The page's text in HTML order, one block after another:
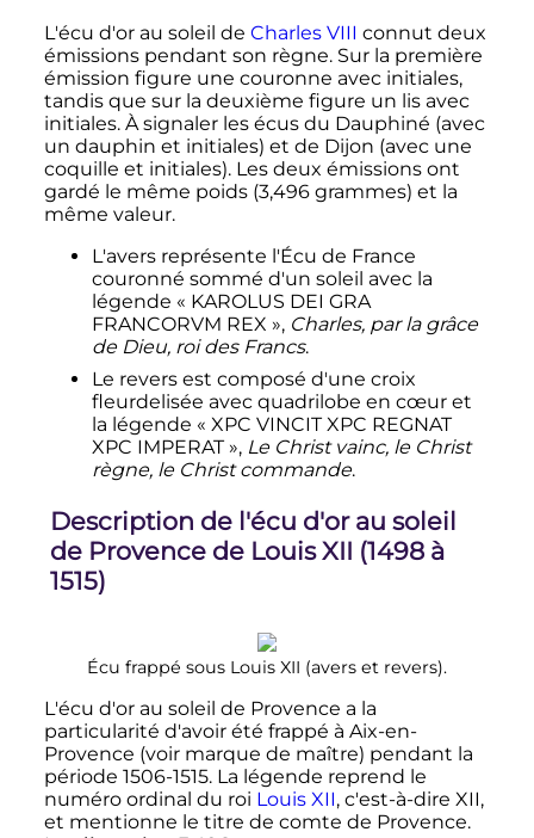
L'écu d'or au soleil de Charles VIII connut deux
émissions pendant son règne. Sur la première
émission figure une couronne avec initiales,
tandis que sur la deuxième figure un lis avec
initiales. À signaler les écus du Dauphiné (avec
un dauphin et initiales) et de Dijon (avec une
coquille et initiales). Les deux émissions ont
gardé le même poids (3,496 grammes) et la
même valeur.
L'avers représente l'Écu de France
couronné sommé d'un soleil avec la
légende « KAROLUS DEI GRA
FRANCORVM REX », Charles, par la grâce
de Dieu, roi des Francs.
Le revers est composé d'une croix
fleurdelisée avec quadrilobe en cœur et
la légende « XPC VINCIT XPC REGNAT
XPC IMPERAT », Le Christ vainc, le Christ
règne, le Christ commande.
Description de l'écu d'or au soleil
de Provence de LouisXII (1498 à
1515)
Écu frappé sous Louis XII (avers et revers).
L'écu d'or au soleil de Provence a la
particularité d'avoir été frappé à Aix-en-
Provence (voir marque de maître) pendant la
période 1506-1515. La légende reprend le
numéro ordinal du roi Louis XII, c'est-à-dire XII,
et mentionne le titre de comte de Provence.